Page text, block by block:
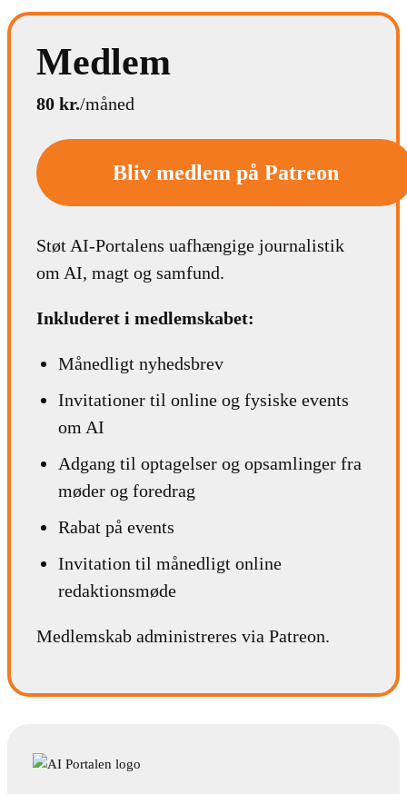
Medlem
80 kr./måned
Bliv medlem på Patreon
Støt AI-Portalens uafhængige journalistik
om AI, magt og samfund.
Inkluderet i medlemskabet:
Månedligt nyhedsbrev
Invitationer til online og fysiske events
om AI
Adgang til optagelser og opsamlinger fra
møder og foredrag
Rabat på events
Invitation til månedligt online
redaktionsmøde
Medlemskab administreres via Patreon.